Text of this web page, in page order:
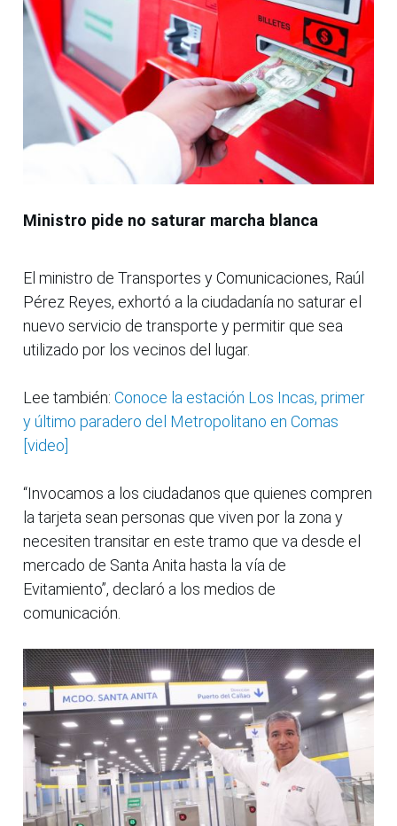
Ministro pide no saturar marcha blanca
El ministro de Transportes y Comunicaciones, Raúl
Pérez Reyes, exhortó a la ciudadanía no saturar el
nuevo servicio de transporte y permitir que sea
utilizado por los vecinos del lugar.
Lee también: Conoce la estación Los Incas, primer
y último paradero del Metropolitano en Comas
[video]
“Invocamos a los ciudadanos que quienes compren
la tarjeta sean personas que viven por la zona y
necesiten transitar en este tramo que va desde el
mercado de Santa Anita hasta la vía de
Evitamiento”, declaró a los medios de
comunicación.